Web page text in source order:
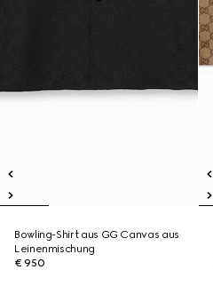
Bowling-Shirt aus GG Canvas aus
Leinenmischung
€ 950